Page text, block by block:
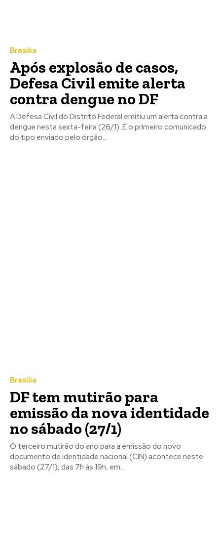
Brasília
Após explosão de casos,
Defesa Civil emite alerta
contra dengue no DF
A Defesa Civil do Distrito Federal emitiu um alerta contra a
dengue nesta sexta-feira (26/1). É o primeiro comunicado
do tipo enviado pelo órgão...
Brasília
DF tem mutirão para
emissão da nova identidade
no sábado (27/1)
O terceiro mutirão do ano para a emissão do novo
documento de identidade nacional (CIN) acontece neste
sábado (27/1), das 7h às 19h, em...